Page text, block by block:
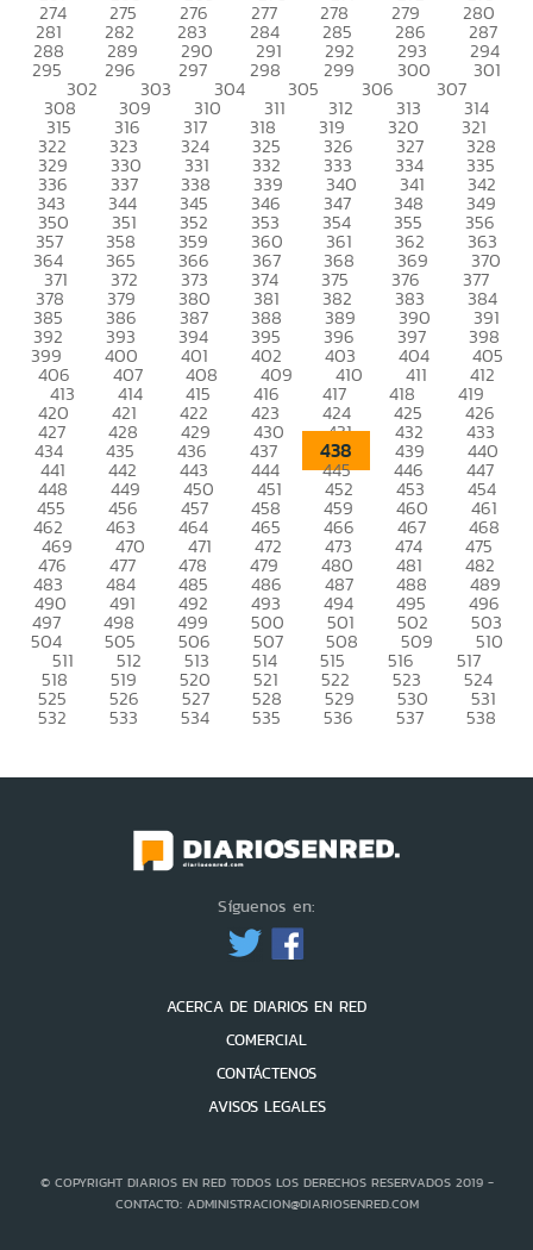
274 275 276 277 278 279 280
281 282 283 284 285 286 287
288 289 290 291 292 293 294
295 296 297 298 299 300 301
302 303 304 305 306 307
308 309 310 311 312 313 314
315 316 317 318 319 320 321
322 323 324 325 326 327 328
329 330 331 332 333 334 335
336 337 338 339 340 341 342
343 344 345 346 347 348 349
350 351 352 353 354 355 356
357 358 359 360 361 362 363
364 365 366 367 368 369 370
371 372 373 374 375 376 377
378 379 380 381 382 383 384
385 386 387 388 389 390 391
392 393 394 395 396 397 398
399 400 401 402 403 404 405
406 407 408 409 410 411 412
413 414 415 416 417 418 419
420 421 422 423 424 425 426
427 428 429 430 431 432 433
434 435 436 437 438 439 440
441 442 443 444 445 446 447
448 449 450 451 452 453 454
455 456 457 458 459 460 461
462 463 464 465 466 467 468
469 470 471 472 473 474 475
476 477 478 479 480 481 482
483 484 485 486 487 488 489
490 491 492 493 494 495 496
497 498 499 500 501 502 503
504 505 506 507 508 509 510
511 512 513 514 515 516 517
518 519 520 521 522 523 524
525 526 527 528 529 530 531
532 533 534 535 536 537 538
Síguenos en:
ACERCA DE DIARIOS EN RED
COMERCIAL
CONTÁCTENOS
AVISOS LEGALES
© COPYRIGHT DIARIOS EN RED TODOS LOS DERECHOS RESERVADOS 2019 -
CONTACTO: ADMINISTRACION@DIARIOSENRED.COM